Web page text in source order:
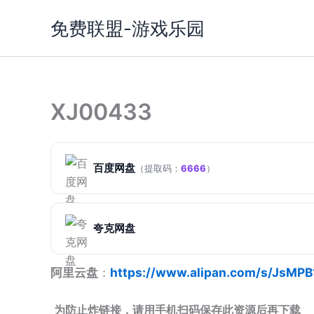
免费联盟-游戏乐园
XJ00433
百度网盘 （提取码： 6666）
夸克网盘
阿里云盘 ： https://www.alipan.com/s/
为防止炸链接，请用手机扫码保存此资源后再下载